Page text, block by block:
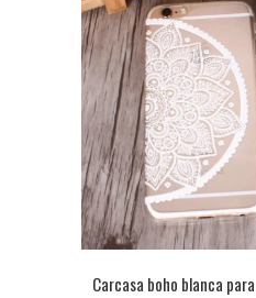
Carcasa boho blanca